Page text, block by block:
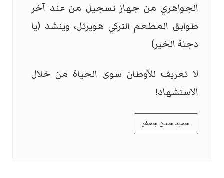
الجواهري من جهاز تسجيل من عند آخر
طوابق المطعم التركي هويرتل، وينشد (يا
دجلة الخير)
لا تعريف للأوطان سوى الحياة من خلال
الاستشهاد!
حميد حسن جعفر